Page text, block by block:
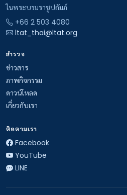
ในพระบรมราชูปถัมภ์
+66 2 503 4080
ltat_thai@ltat.org
สำรวจ
ข่าวสาร
ภาพกิจกรรม
ดาวน์โหลด
เกี่ยวกับเรา
ติดตามเรา
Facebook
YouTube
LINE